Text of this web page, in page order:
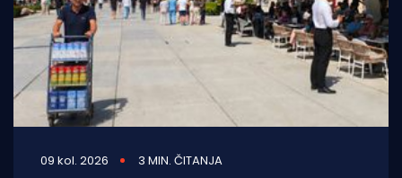
09 kol. 2026 3 MIN. ČITANJA